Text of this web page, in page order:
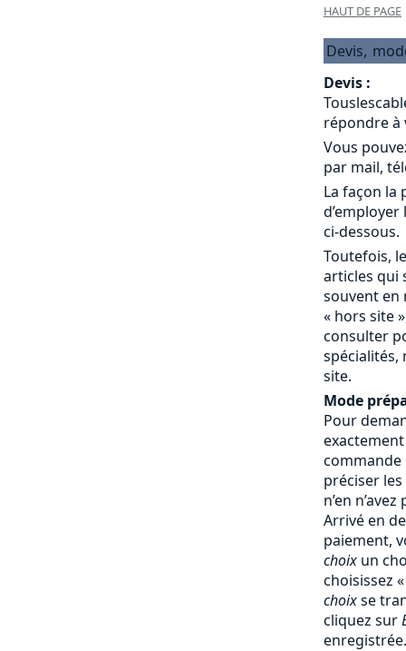
HAUT DE PAGE
Devis,
Devis :
répondre à
Vous
par mail,
La façon la
ci-dessous.
Toutefois,
articles qui
souvent en
« hors site
consulter
spécialités,
site.
Mode
Pour
commande
préciser
n’en
Arrivé en
paiement,
choix un
choisissez
choixse
cliquez sur
enregistrée.